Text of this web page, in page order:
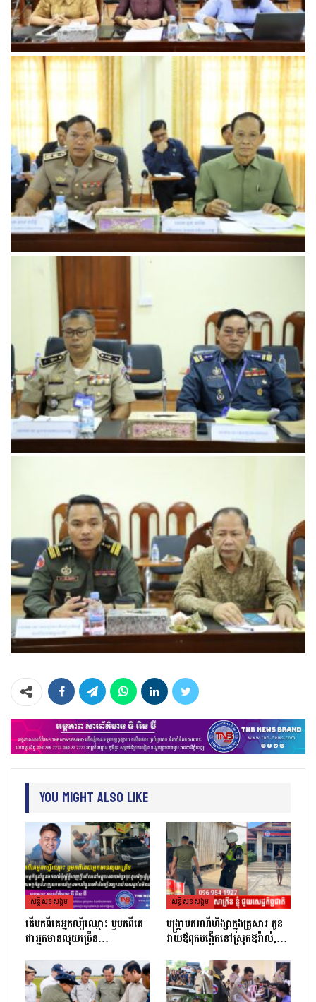
You Might Also Like
សន្តិសុខសង្គម
តេីមកពីគេអ្នកល្បីឈ្មោះ​ ឫមកពីគេ
ជាអ្នកមានលុយច្រេីន​…
សន្តិសុខសង្គម
បង្ក្រាបករណីហិង្សាក្នុងគ្រួសារ កូន
វាយឪពុកបង្កើតនៅស្រុកឱរ៉ាល់,…